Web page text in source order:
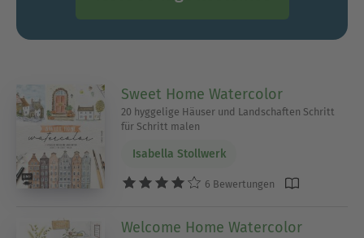
Sweet Home Watercolor
20 hyggelige Häuser und Landschaften Schritt
für Schritt malen
Isabella Stollwerk
6 Bewertungen
Welcome Home Watercolor